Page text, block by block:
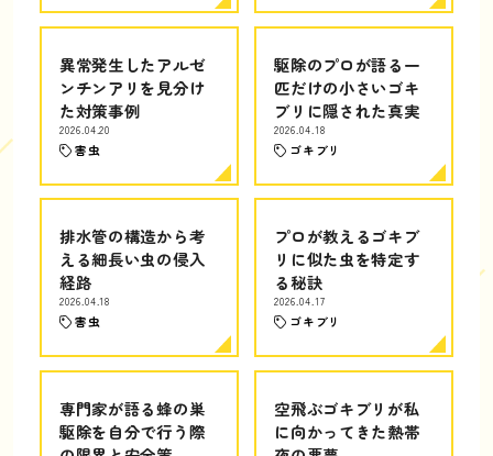
異常発生したアルゼ
ンチンアリを見分け
た対策事例
2026.04.20
害虫
駆除のプロが語る一
匹だけの小さいゴキ
ブリに隠された真実
2026.04.18
ゴキブリ
排水管の構造から考
える細長い虫の侵入
経路
2026.04.18
害虫
プロが教えるゴキブ
リに似た虫を特定す
る秘訣
2026.04.17
ゴキブリ
専門家が語る蜂の巣
駆除を自分で行う際
空飛ぶゴキブリが私
に向かってきた熱帯